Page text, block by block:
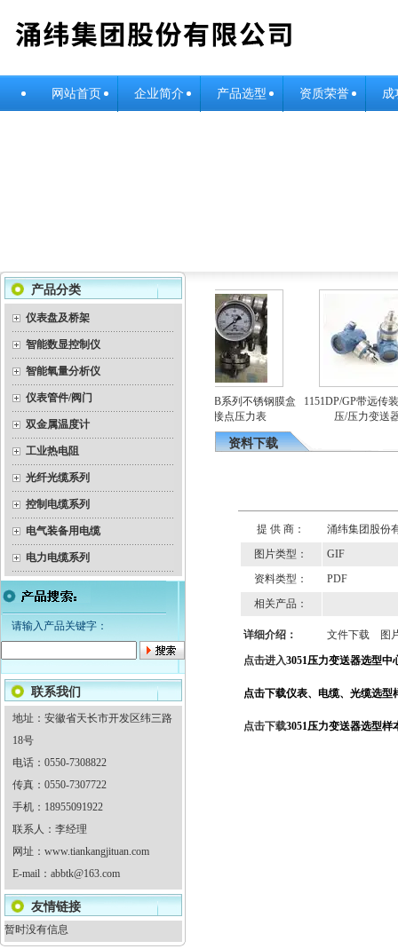
网站首页 企业简介 产品选型 资质荣誉 成
产品分类
仪表盘及桥架
智能数显控制仪
智能氧量分析仪
仪表管件/阀门
双金属温度计
工业热电阻
光纤光缆系列
控制电缆系列
电气装备用电缆
电力电缆系列
请输入产品关键字：
联系我们
地址：安徽省天长市开发区纬三路
18号
电话：0550-7308822
传真：0550-7307722
手机：18955091922
联系人：李经理
网址： www.tiankangjituan.com
E-mail： abbtk@163.com
友情链接
暂时没有信息
隔爆双金属温度计
YEX-150B系列不锈钢膜盒
电接点压力表
1151DP/GP带远传装置
压/压力变送器
资料下载
提 供 商：
涌纬集团股份
图片类型：
GIF
资料类型：
PDF
相关产品：
详细介绍： 文件下载 图
点击进入3051压力变送器选型中
点击下载仪表、电缆、光缆选型
点击下载3051压力变送器选型样